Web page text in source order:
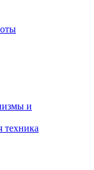
и
техника